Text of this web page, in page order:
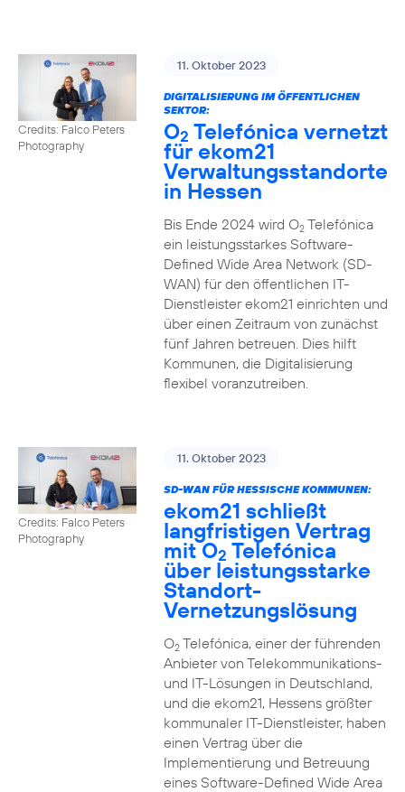
Credits: Falco Peters
Photography
11. Oktober 2023
DIGITALISIERUNG IM ÖFFENTLICHEN
SEKTOR:
O2 Telefónica vernetzt
für ekom21
Verwaltungsstandorte
in Hessen
Bis Ende 2024 wird O2Telefónica
ein leistungsstarkes Software-
Defined Wide Area Network (SD-
WAN) für den öffentlichen IT-
Dienstleister ekom21 einrichten und
über einen Zeitraum von zunächst
fünf Jahren betreuen. Dies hilft
Kommunen, die Digitalisierung
flexibel voranzutreiben.
Credits: Falco Peters
Photography
11. Oktober 2023
SD-WAN FÜR HESSISCHE KOMMUNEN:
ekom21 schließt
langfristigen Vertrag
mit O2 Telefónica
über leistungsstarke
Standort-
Vernetzungslösung
O2Telefónica, einer der führenden
Anbieter von Telekommunikations-
und IT-Lösungen in Deutschland,
und die ekom21, Hessens größter
kommunaler IT-Dienstleister, haben
einen Vertrag über die
Implementierung und Betreuung
eines Software-Defined Wide Area